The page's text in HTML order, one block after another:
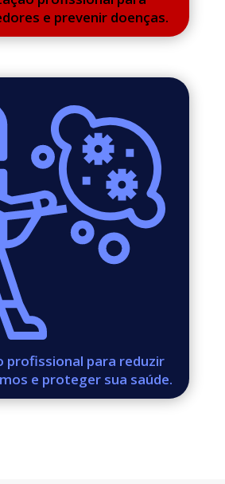
e prevenir doenças.
profissional para reduzir
e proteger sua saúde.